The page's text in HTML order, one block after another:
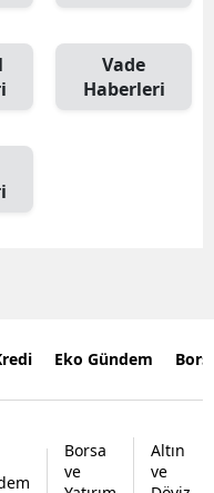
Vade
Haberleri
Eko Gündem
Borsa
ve
Altın
ve